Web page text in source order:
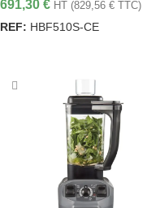
691,30 € HT (829,56 € TTC)
REF: HBF510S-CE